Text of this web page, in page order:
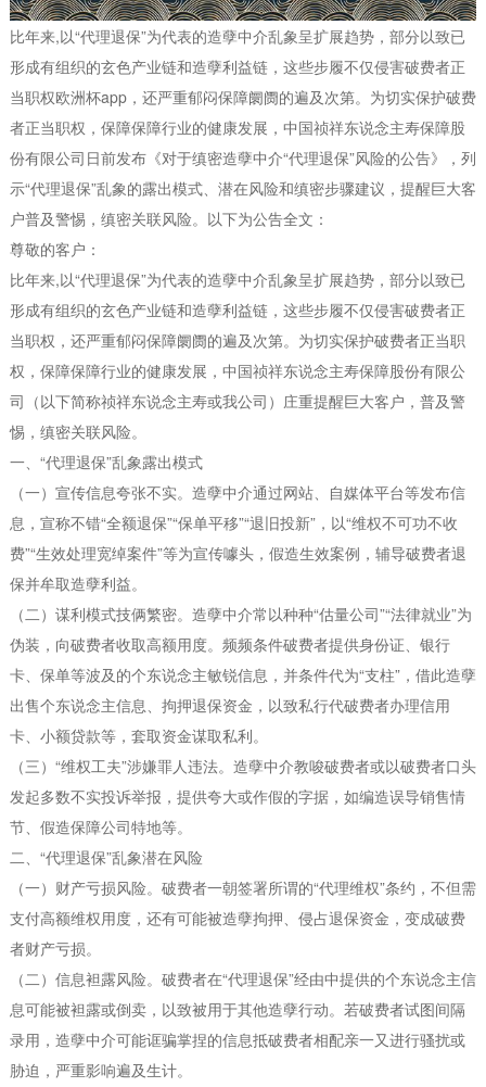
比年来,以“代理退保”为代表的造孽中介乱象呈扩展趋势，部分以致已
形成有组织的玄色产业链和造孽利益链，这些步履不仅侵害破费者正
当职权欧洲杯app，还严重郁闷保障阛阓的遍及次第。为切实保护破费
者正当职权，保障保障行业的健康发展，中国祯祥东说念主寿保障股
份有限公司日前发布《对于缜密造孽中介“代理退保”风险的公告》，列
示“代理退保”乱象的露出模式、潜在风险和缜密步骤建议，提醒巨大客
户普及警惕，缜密关联风险。以下为公告全文：
尊敬的客户：
比年来,以“代理退保”为代表的造孽中介乱象呈扩展趋势，部分以致已
形成有组织的玄色产业链和造孽利益链，这些步履不仅侵害破费者正
当职权，还严重郁闷保障阛阓的遍及次第。为切实保护破费者正当职
权，保障保障行业的健康发展，中国祯祥东说念主寿保障股份有限公
司（以下简称祯祥东说念主寿或我公司）庄重提醒巨大客户，普及警
惕，缜密关联风险。
一、“代理退保”乱象露出模式
（一）宣传信息夸张不实。造孽中介通过网站、自媒体平台等发布信
息，宣称不错“全额退保”“保单平移”“退旧投新”，以“维权不可功不收
费”“生效处理宽绰案件”等为宣传噱头，假造生效案例，辅导破费者退
保并牟取造孽利益。
（二）谋利模式技俩繁密。造孽中介常以种种“估量公司”“法律就业”为
伪装，向破费者收取高额用度。频频条件破费者提供身份证、银行
卡、保单等波及的个东说念主敏锐信息，并条件代为“支柱”，借此造孽
出售个东说念主信息、拘押退保资金，以致私行代破费者办理信用
卡、小额贷款等，套取资金谋取私利。
（三）“维权工夫”涉嫌罪人违法。造孽中介教唆破费者或以破费者口头
发起多数不实投诉举报，提供夸大或作假的字据，如编造误导销售情
节、假造保障公司特地等。
二、“代理退保”乱象潜在风险
（一）财产亏损风险。破费者一朝签署所谓的“代理维权”条约，不但需
支付高额维权用度，还有可能被造孽拘押、侵占退保资金，变成破费
者财产亏损。
（二）信息袒露风险。破费者在“代理退保”经由中提供的个东说念主信
息可能被袒露或倒卖，以致被用于其他造孽行动。若破费者试图间隔
录用，造孽中介可能诓骗掌捏的信息抵破费者相配亲一又进行骚扰或
胁迫，严重影响遍及生计。